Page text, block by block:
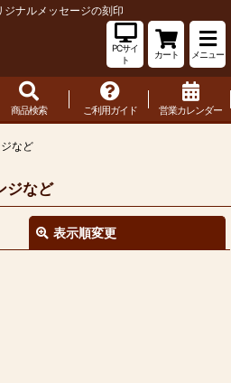
ナルメッセージの刻印
PCサイ
ト
カート メニュー
商品検索 ご利用ガイド 営業カレンダー
など
ジなど
表示順変更